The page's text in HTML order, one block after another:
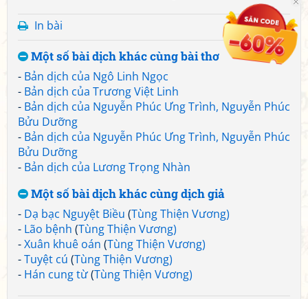
In bài
Một số bài dịch khác cùng bài thơ
- Bản dịch của Ngô Linh Ngọc
- Bản dịch của Trương Việt Linh
- Bản dịch của Nguyễn Phúc Ưng Trình, Nguyễn Phúc
Bửu Dưỡng
- Bản dịch của Nguyễn Phúc Ưng Trình, Nguyễn Phúc
Bửu Dưỡng
- Bản dịch của Lương Trọng Nhàn
Một số bài dịch khác cùng dịch giả
- Dạ bạc Nguyệt Biều (Tùng Thiện Vương)
- Lão bệnh (Tùng Thiện Vương)
-Xuân khuê oán (Tùng Thiện Vương)
-Tuyệt cú (Tùng Thiện Vương)
- Hán cung từ(Tùng Thiện Vương)